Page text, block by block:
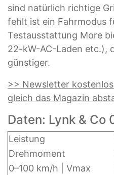
sind natürlich richtige
fehlt ist ein Fahrmodus
Testausstattung More
22-kW-AC-Laden etc.),
günstiger.
>> Newsletter
gleich das Magazin
Daten: Lynk & Co
Leistung
Drehmoment
0–100 km/h | Vmax